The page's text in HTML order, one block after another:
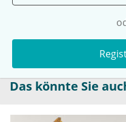
Das könnte Sie